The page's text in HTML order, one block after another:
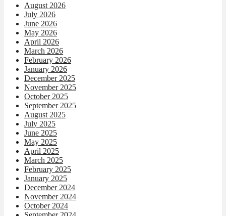
August 2026
July 2026
June 2026
May 2026
April 2026
March 2026
February 2026
January 2026
December 2025
November 2025
October 2025
September 2025
August 2025
July 2025
June 2025
May 2025
April 2025
March 2025
February 2025
January 2025
December 2024
November 2024
October 2024